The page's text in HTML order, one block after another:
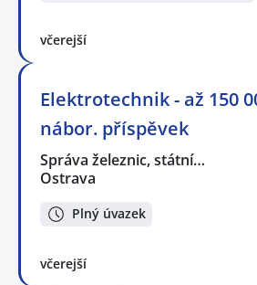
včerejší
Elektrotechnik - až 150
nábor. příspěvek
Správa železnic, státní…
Ostrava
Plný úvazek
včerejší